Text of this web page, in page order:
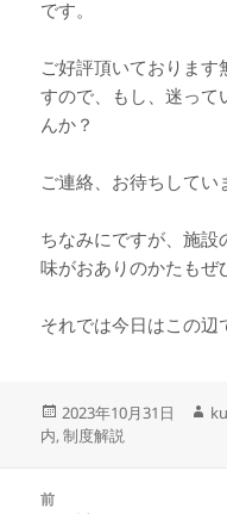
です。
ご好評頂いております
すので、もし、迷って
んか？
ご連絡、お待ちしてい
ちなみにですが、施設
味がおありのかたもぜ
それでは今日はこの辺
投
稿
2023年10月31日
作
内,制度解説
前